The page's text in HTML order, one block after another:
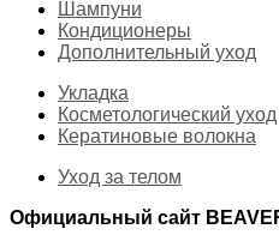
Шампуни
Кондиционеры
Дополнительный уход
Укладка
Косметологический уход
Кератиновые волокна
Уход за телом
Официальный сайт